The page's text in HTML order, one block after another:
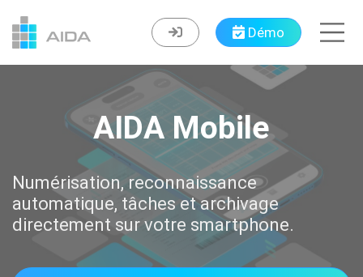
Démo
AIDA Mobile
Numérisation, reconnaissance
automatique, tâches et archivage
directement sur votre smartphone.